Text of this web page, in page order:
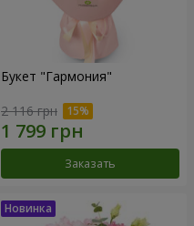
Букет "Гармония"
2 116 грн
Заказать